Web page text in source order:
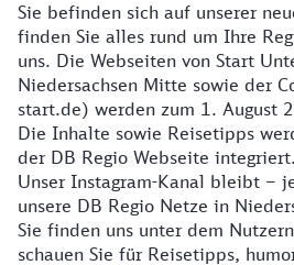
Details zur Website
Sie befinden sich auf unserer
finden Sie alles rund um Ihre
uns. Die Webseiten von Start
Niedersachsen Mitte sowie der
start.de) werden zum 1. August
Die Inhalte sowie Reisetipps
der DB Regio Webseite integriert.
Unser Instagram-Kanal bleibt –
unsere DB Regio Netze in
Sie finden uns unter dem
schauen Sie für Reisetipps,